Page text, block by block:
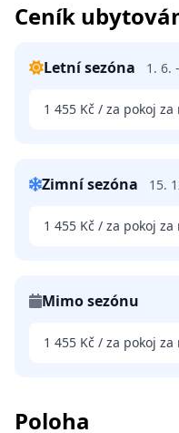
Ceník
Letní sezóna 1. 6.
1 455 Kč / za pokoj za
Zimní sezóna 15.
1 455 Kč / za pokoj za
Mimo sezónu
1 455 Kč / za pokoj za
Poloha